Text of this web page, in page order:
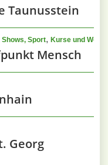
Taunusstein
Shows, Sport, Kurse und
Mensch
Georg